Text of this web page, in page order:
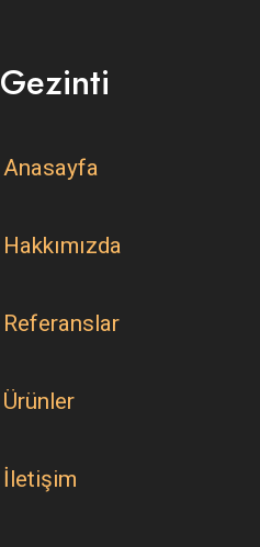
Gezinti
Anasayfa
Hakkımızda
Referanslar
Ürünler
İletişim